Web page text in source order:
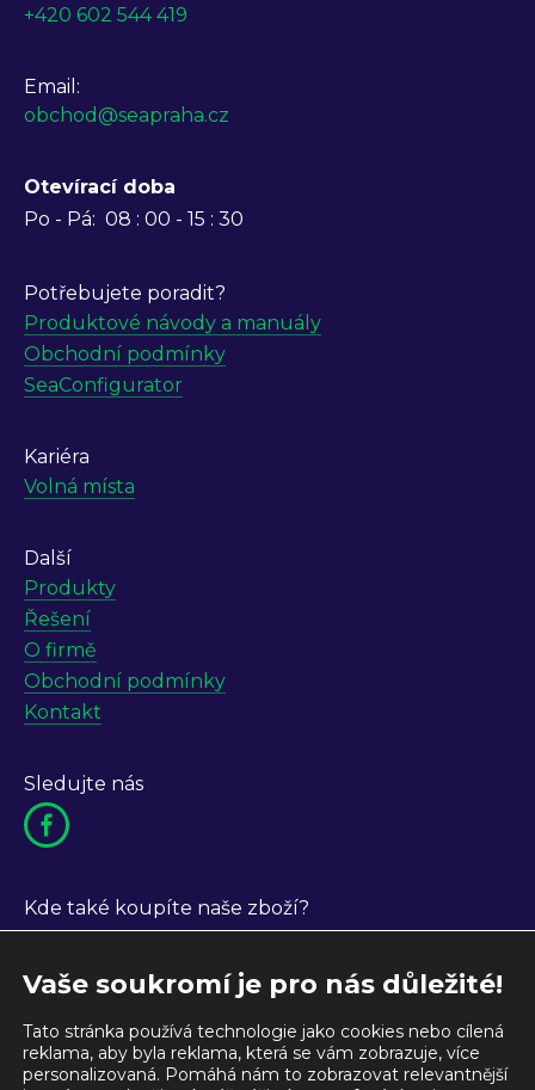
+420 602 544 419
Email:
obchod@seapraha.cz
Otevírací doba
Po - Pá: 08 : 00 - 15 : 30
Potřebujete poradit?
Produktové návody a manuály
Obchodní podmínky
SeaConfigurator
Kariéra
Volná místa
Další
Produkty
Řešení
O firmě
Obchodní podmínky
Kontakt
Sledujte nás
Kde také koupíte naše zboží?
Vaše soukromí je pro nás důležité!
Tato stránka používá technologie jako cookies nebo cílená
reklama, aby byla reklama, která se vám zobrazuje, více
personalizovaná. Pomáhá nám to zobrazovat relevantnější